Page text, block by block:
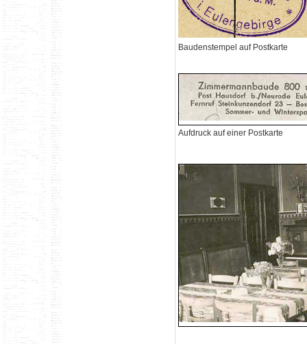
Baudenstempel auf Postkarte
Aufdruck auf einer Postkarte